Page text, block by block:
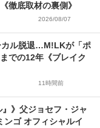
徹底取材の裏側》
2026/08/07
カル脱退…M!LKが「ポ
での12年《ブレイク
11時間前
》父ジョセフ・ジャ
ンゴ オフィシャルイ